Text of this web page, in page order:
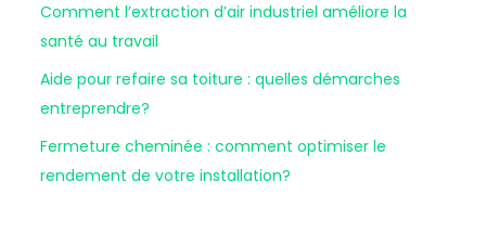
Comment l’extraction d’air industriel améliore la
santé au travail
Aide pour refaire sa toiture : quelles démarches
entreprendre?
Fermeture cheminée : comment optimiser le
rendement de votre installation?